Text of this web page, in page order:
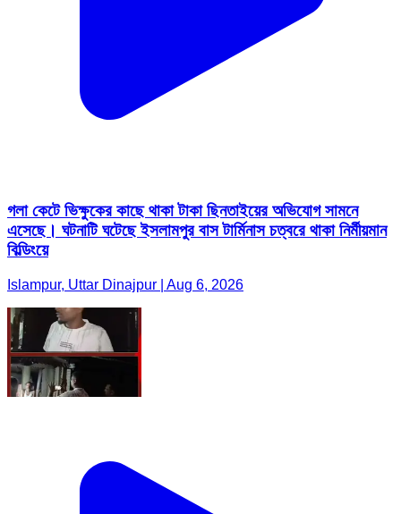
গলা কেটে ভিক্ষুকের কাছে থাকা টাকা ছিনতাইয়ের অভিযোগ সামনে
এসেছে। ঘটনাটি ঘটেছে ইসলামপুর বাস টার্মিনাস চত্বরে থাকা নির্মীয়মান
বিল্ডিংয়ে
Islampur, Uttar Dinajpur | Aug 6, 2026